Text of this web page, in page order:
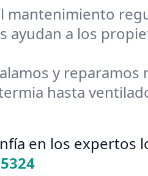
mantenimiento
a los
y reparamos
hasta
en los expertos